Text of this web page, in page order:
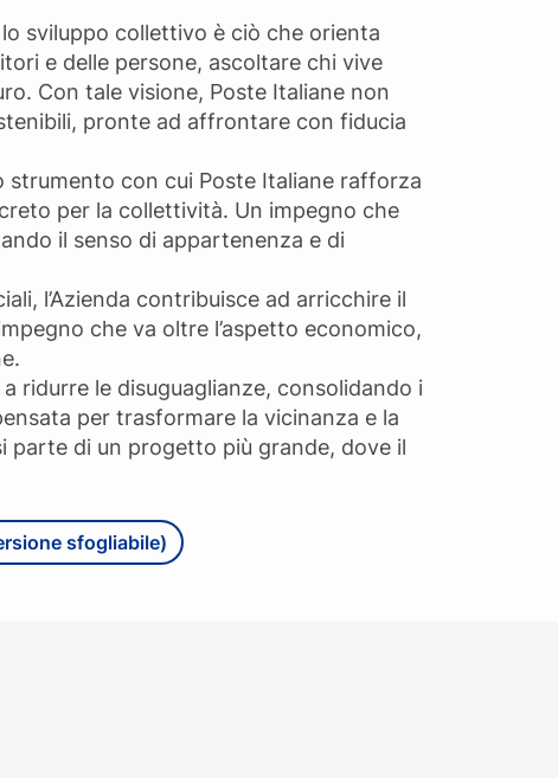
sviluppo collettivo è ciò che orienta
e delle persone, ascoltare chi vive
Con tale visione, Poste Italiane non
pronte ad affrontare con fiducia
strumento con cui Poste Italiane rafforza
per la collettività. Un impegno che
il senso di appartenenza e di
l’Azienda contribuisce ad arricchire il
che va oltre l’aspetto economico,
ridurre le disuguaglianze, consolidando i
per trasformare la vicinanza e la
parte di un progetto più grande, dove il
sfogliabile)